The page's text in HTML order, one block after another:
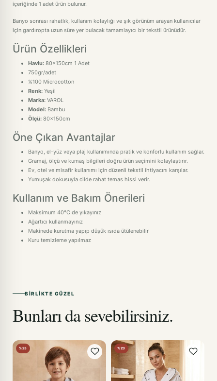
içeriğinde 1 adet ürün bulunur.
Banyo sonrası rahatlık, kullanım kolaylığı ve şık görünüm arayan kullanıcılar
için gardıropta uzun süre yer bulacak tamamlayıcı bir tekstil ürünüdür.
Ürün Özellikleri
Havlu: 80x150cm 1 Adet
750gr/adet
%100 Microcotton
Renk: Yeşil
Marka: VAROL
Model: Bambu
Ölçü: 80x150cm
Öne Çıkan Avantajlar
Banyo, el-yüz veya plaj kullanımında pratik ve konforlu kullanım sağlar.
Gramaj, ölçü ve kumaş bilgileri doğru ürün seçimini kolaylaştırır.
Ev, otel ve misafir kullanımı için düzenli tekstil ihtiyacını karşılar.
Yumuşak dokusuyla cilde rahat temas hissi verir.
Kullanım ve Bakım Önerileri
Maksimum 40°C de yıkayınız
Ağartıcı kullanmayınız
Makinede kurutma yapıp düşük ısıda ütülenebilir
Kuru temizleme yapılmaz
BIRLIKTE GÜZEL
Bunları da sevebilirsiniz.
%23 %23